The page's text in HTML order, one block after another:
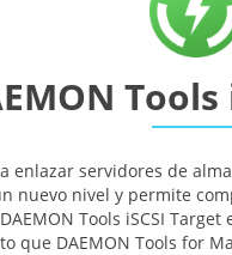
Tools
enlazar servidores de
nuevo nivel y permite
Tools iSCSI
que DAEMON Tools for